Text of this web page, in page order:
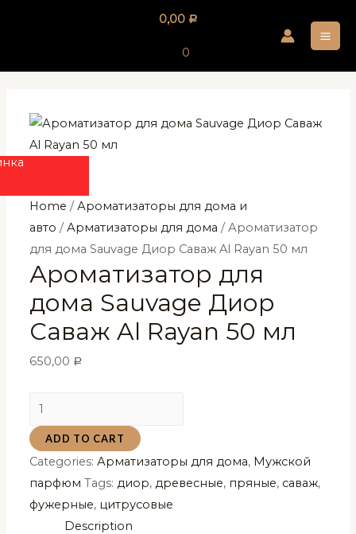
0,00 Р
0
Home /Ароматизаторы для дома и
авто /Арматизаторы для дома / Ароматизатор
для дома Sauvage Диор Саваж Al Rayan 50 мл
Ароматизатор для
дома Sauvage Диор
Саваж Al Rayan 50 мл
650,00 Р
Ароматизатор
для
дома
Sauvage
Диор
Саваж
ADD TO CART
Categories:Арматизаторы для дома, Мужской
парфюм Tags:диор,древесные, пряные, саваж,
фужерные, цитрусовые
Description